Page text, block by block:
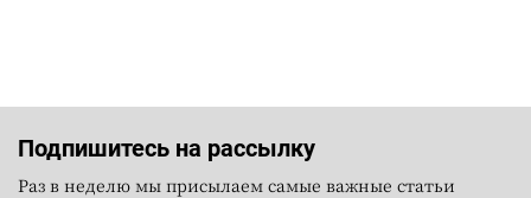
Подпишитесь на рассылку
Раз в неделю мы присылаем самые важные статьи